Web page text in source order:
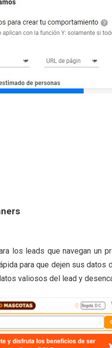
los leads que navegan un
para que dejen sus
valiosos del lead y